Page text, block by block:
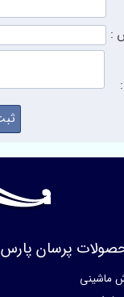
:
پرسان پارس
ماشینی